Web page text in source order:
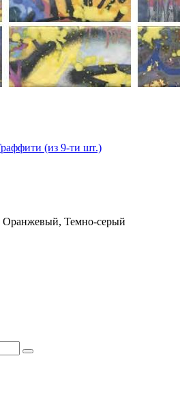
(из 9-ти шт.)
Темно-серый